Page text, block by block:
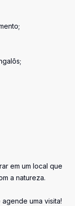
em um local que
a natureza.
uma visita!